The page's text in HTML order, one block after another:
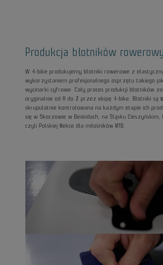
Produkcja błotników
W 4-bike produkujemy błotniki rowerowe z
wykorzystaniem profesjonalnego osprzętu takiego
wycinarki cyfrowe. Cały proces produkcji błotników
oryginalnie od A do Z przez ekipę 4-bike. Błotniki są
skrupulatnie kontrolowana na każdym etapie ich
się w Skoczowie w Beskidach, na Śląsku Cieszyńskim,
czyli Polskiej Mekce dla miłośników MTB.